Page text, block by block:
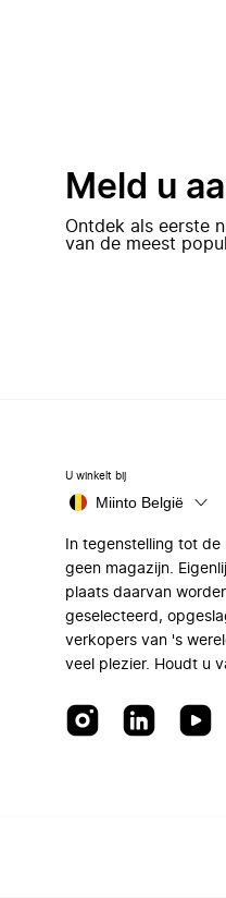
Meld u
Ontdek als eerste
van de meest
U winkelt bij
Miinto België
In tegenstelling tot
geen magazijn.
plaats daarvan
geselecteerd,
verkopers van 's
veel plezier. Houdt u